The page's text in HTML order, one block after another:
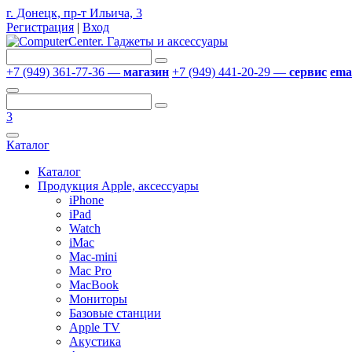
г. Донецк, пр-т Ильича, 3
Регистрация | Вход
+7 (949) 361-77-36 — магазин +7 (949) 441-20-29 — сервис
3
Каталог
Каталог
Продукция Apple, аксессуары
iPhone
iPad
Watch
iMac
Mac-mini
Mac Pro
MacBook
Мониторы
Базовые станции
Apple TV
Акустика